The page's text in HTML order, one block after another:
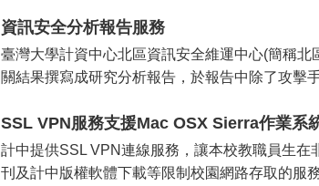
資訊安全分析報告服務
臺灣大學計資中心北區資訊安全維運中心(簡稱
關結果撰寫成研究分析報告，於報告中除了攻擊
SSL VPN服務支援Mac OSX Sierra作業系
計中提供SSL VPN連線服務，讓本校教職員生
刊及計中版權軟體下載等限制校園網路存取的服